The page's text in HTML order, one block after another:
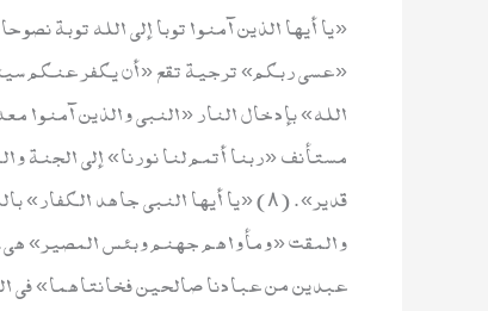
«يا أيها الذين آمنوا توبا إلى الله توبة
«عسى ربكم» ترجية تقع «أن يكفر عنكم
الله» بإدخال النار «النبي والذين آمنوا
مستأنف «ربنا أتمم لنا نورنا» إلى الجنة
قدير». (٨) «يا أيها النبي جاهد
عبدين من عبادنا صالحين فخانتاهما» في